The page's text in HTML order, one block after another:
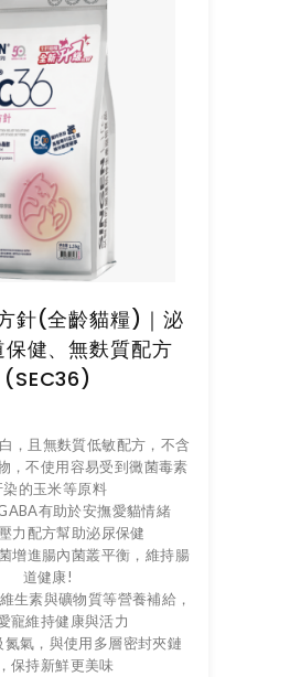
針(全齡貓糧)｜泌
保健、無麩質配方
(SEC36)
，且無麩質低敏配方，不含
，不使用容易受到黴菌毒素
染的玉米等原料
有助於安撫愛貓情緒
力配方幫助泌尿保健
增進腸內菌叢平衡，維持腸
道健康!
生素與礦物質等營養補給，
寵維持健康與活力
氣，與使用多層密封夾鏈
保持新鮮更美味